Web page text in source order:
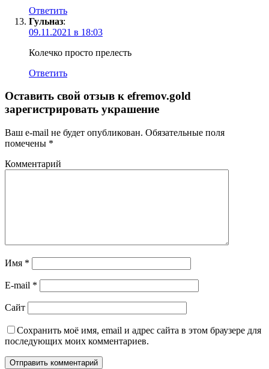
Ответить
Гульназ:
09.11.2021 в 18:03
Колечко просто прелесть
Ответить
Оставить свой отзыв к efremov.gold
зарегистрировать украшение
Ваш e-mail не будет опубликован. Обязательные поля
помечены *
Комментарий
Имя *
E-mail *
Сайт
Сохранить моё имя, email и адрес сайта в этом браузере для
последующих моих комментариев.